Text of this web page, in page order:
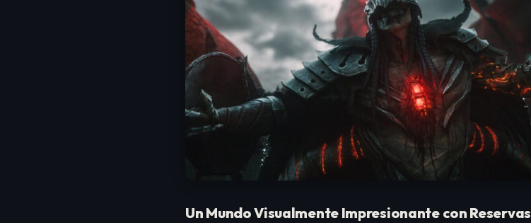
Un Mundo Visualmente Impresionante con Reservas